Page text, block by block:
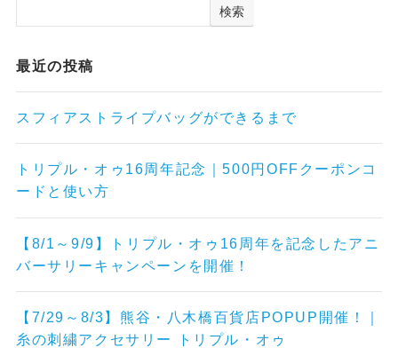
検索
最近の投稿
スフィアストライプバッグができるまで
トリプル・オゥ16周年記念｜500円OFFクーポンコ
ードと使い方
【8/1～9/9】トリプル・オゥ16周年を記念したアニ
バーサリーキャンペーンを開催！
【7/29～8/3】熊谷・八木橋百貨店POPUP開催！｜
糸の刺繍アクセサリー トリプル・オゥ